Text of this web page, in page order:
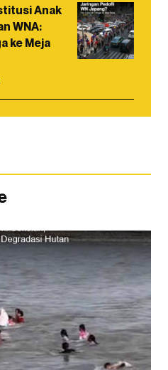
Anak
WNA:
ke Meja